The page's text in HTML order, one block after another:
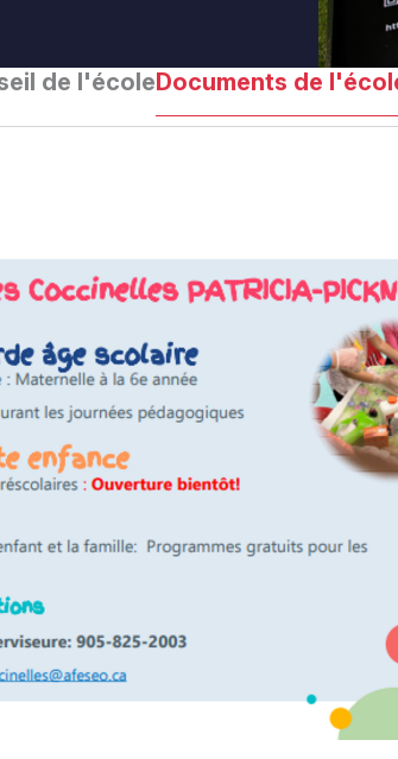
de l'écoleDocuments de